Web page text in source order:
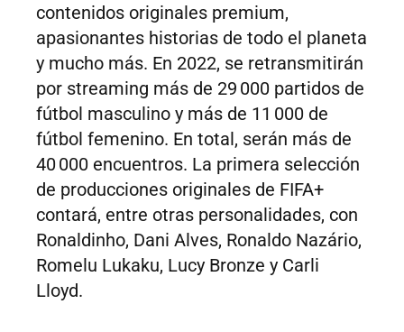
contenidos originales premium,
apasionantes historias de todo el planeta
y mucho más. En 2022, se retransmitirán
por streaming más de 29 000 partidos de
fútbol masculino y más de 11 000 de
fútbol femenino. En total, serán más de
40 000 encuentros. La primera selección
de producciones originales de FIFA+
contará, entre otras personalidades, con
Ronaldinho, Dani Alves, Ronaldo Nazário,
Romelu Lukaku, Lucy Bronze y Carli
Lloyd.